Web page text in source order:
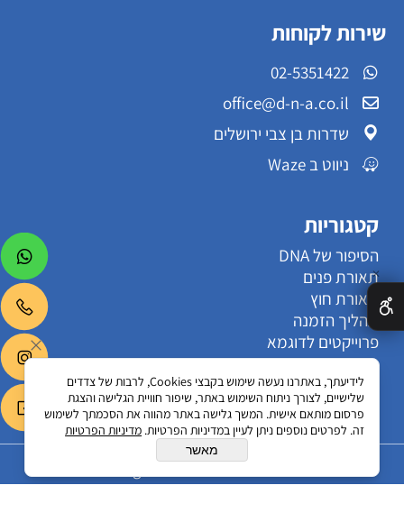
שירות לקוחות
02-5351422
office@d-n-a.co.il
שדרות בן צבי ירושלים
ניווט ב Waze
קטגוריות
הסיפור של DNA
תאורת פנים
תאורת חוץ
תהליך הזמנה
פרוייקטים לדוגמא
מאמרים וטיפים
פגישה עם יועצי DNA
✕
לידיעתך, באתרנו נעשה שימוש בקבצי Cookies, לרבות של צדדים
שלישיים, לצורך ניתוח השימוש באתר, שיפור חוויית הגלישה והצגת
פרסום מותאם אישית. המשך גלישה באתר מהווה את הסכמתך לשימוש
זה. לפרטים נוספים ניתן לעיין במדיניות הפרטיות. מדיניות הפרטיות
מאשר